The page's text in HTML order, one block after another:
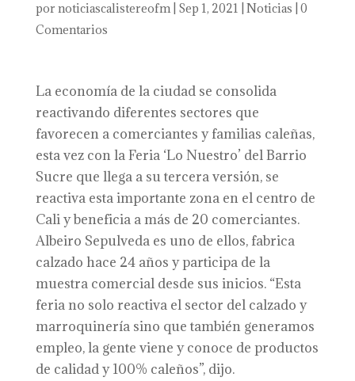
por noticiascalistereofm| Sep 1, 2021 Noticias 0
Comentarios
La economía de la ciudad se consolida
reactivando diferentes sectores que
favorecen a comerciantes y familias caleñas,
esta vez con la Feria ‘Lo Nuestro’ del Barrio
Sucre que llega a su tercera versión, se
reactiva esta importante zona en el centro de
Cali y beneficia a más de 20 comerciantes.
Albeiro Sepulveda es uno de ellos, fabrica
calzado hace 24 años y participa de la
muestra comercial desde sus inicios. “Esta
feria no solo reactiva el sector del calzado y
marroquinería sino que también generamos
empleo, la gente viene y conoce de productos
de calidad y 100% caleños”, dijo.